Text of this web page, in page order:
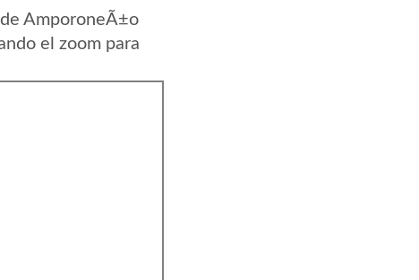
AmporoneÃ±o
el zoom para